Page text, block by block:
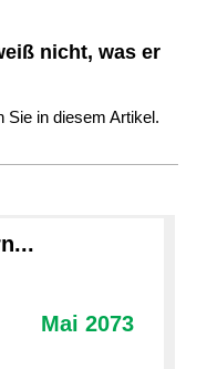
nicht, was er
Sie in diesem Artikel.
Mai 2073